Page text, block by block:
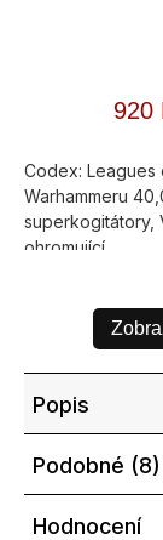
920
Codex: Leagues
Warhammeru
superkogitátory,
ohromující...
Popis
Podobné (8)
Hodnocení